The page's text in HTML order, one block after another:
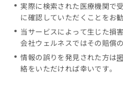
実際に検索された医療機関で
に確認していただくことをお勧
当サービスによって生じた損
会社ウェルネスではその賠償
情報の誤りを発見された方は
絡をいただければ幸いです。